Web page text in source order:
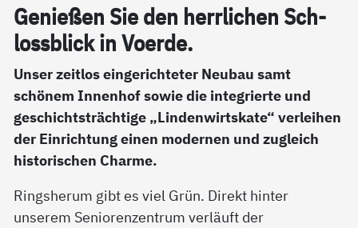
Ge­nie­ßen Sie den herr­li­chen Sch­
loss­blick in Vo­er­de.
Unser zeitlos eingerichteter Neubau samt
schönem Innenhof sowie die integrierte und
geschichtsträchtige „Lindenwirtskate“ verleihen
der Einrichtung einen modernen und zugleich
historischen Charme.
Ringsherum gibt es viel Grün. Direkt hinter
unserem Seniorenzentrum verläuft der